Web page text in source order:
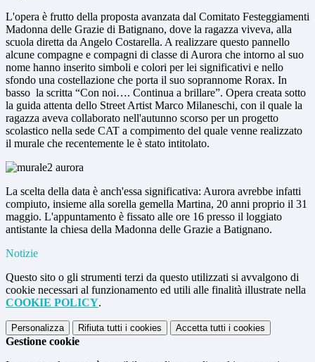
L'opera è frutto della proposta avanzata dal Comitato Festeggiamenti
Madonna delle Grazie di Batignano, dove la ragazza viveva, alla
scuola diretta da Angelo Costarella. A realizzare questo pannello
alcune compagne e compagni di classe di Aurora che intorno al suo
nome hanno inserito simboli e colori per lei significativi e nello
sfondo una costellazione che porta il suo soprannome Rorax. In
basso la scritta “Con noi…. Continua a brillare”. Opera creata sotto
la guida attenta dello Street Artist Marco Milaneschi, con il quale la
ragazza aveva collaborato nell'autunno scorso per un progetto
scolastico nella sede CAT a compimento del quale venne realizzato
il murale che recentemente le è stato intitolato.
La scelta della data è anch'essa significativa: Aurora avrebbe infatti
compiuto, insieme alla sorella gemella Martina, 20 anni proprio il 31
maggio. L'appuntamento è fissato alle ore 16 presso il loggiato
antistante la chiesa della Madonna delle Grazie a Batignano.
Notizie
Questo sito o gli strumenti terzi da questo utilizzati si avvalgono di
cookie necessari al funzionamento ed utili alle finalità illustrate nella
COOKIE POLICY.
Personalizza Rifiuta tutti i cookies Accetta tutti i cookies
Gestione cookie